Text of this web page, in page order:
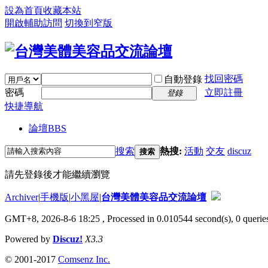
設為首頁收藏本站
開啟輔助訪問 切換到窄版
自動登錄 找回密碼
密碼
登錄
立即註冊
快捷導航
論壇BBS
搜索 搜索 熱搜: 活動 交友 discuz
請先登錄後才能繼續瀏覽
Archiver|手機版|小黑屋|台灣美體美容品交流論壇
GMT+8, 2026-8-6 18:25 , Processed in 0.010544 second(s), 0
Powered by Discuz! X3.3
© 2001-2017 Comsenz Inc.